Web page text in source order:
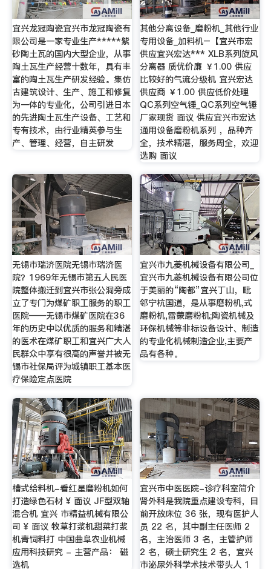
宜兴龙冠陶瓷宜兴市龙冠陶瓷有
限公司是一家专业生产*****紫
砂陶土瓦的国内大型企业，从事
陶土瓦生产经营十数年，具有丰
富的陶土瓦生产研发经验。集仿
古建筑设计、生产、施工和修复
为一体的专业化，公司引进日本
的先进陶土瓦生产设备、工艺和
专有技术，由行业精英参与生
产、管理、经营，自主研发
其他分离设备_磨粉机_其他行业
专用设备_加料机–【宜兴市宏
供应宜兴宏达*** XLB系列旋风
分离器 质优价廉 ￥1.00 供应
比较好的气流分级机 宜兴宏达
供应商 ￥1.00 供应低价处理
QC系列空气锤_QC系列空气锤
厂家现货 面议 供应宜兴市宏达
通用设备磨粉机系列 ，品种齐
全，技术精湛，服务周全，欢迎
选购 面议
无锡市瑞济医院无锡市瑞济医
院？1969年无锡市第五人民医
院整体搬迁到宜兴市张公洞旁成
立了专门为煤矿职工服务的职工
医院——无锡市煤矿医院在36
年的历史中以优质的服务和精湛
的医术在煤矿职工和宜兴广大人
民群众中享有很高的声誉并被无
锡市社保局评为城镇职工基本医
疗保险定点医院
宜兴市九菱机械设备有限公司_
宜兴市九菱机械设备有限公司位
于美丽的“陶都”宜兴丁山，毗
邻宁杭国道，是从事磨粉机,式
磨粉机,雷蒙磨粉机;陶瓷机械及
环保机械等非标设备设计、制造
的专业化机械制造企业,主要产
品有各种。
槽式给料机-看红星磨粉机如何
打造绿色石材 ¥ 面议 JF型双轴
混合机 宜兴 市精益机械有限公
司 ¥ 面议 牧草打浆机甜菜打浆
机青饲料打 中国曲阜农业机械
应用科技研究 - 主营产品： 磁
选机
宜兴市中医医院-诊疗科室简介
肾外科是我院重点建设专科，目
前开放床位 36 张，现有医护人
员 22 名，其中副主任医师 2
名，主治医师 3 名，主管护师
2 名，硕士研究生 2 名，宜兴
市泌尿外科学术技术带头人 1